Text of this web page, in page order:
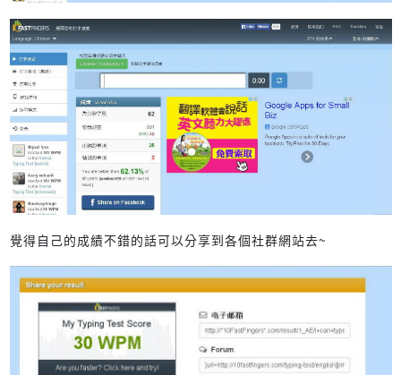
覺得自己的成績不錯的話可以分享到各個社群網站去~